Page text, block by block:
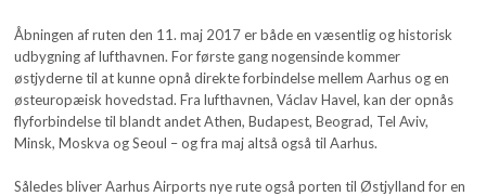
Åbningen af ruten den 11. maj 2017 er både en væsentlig og historisk
udbygning af lufthavnen. For første gang nogensinde kommer
østjyderne til at kunne opnå direkte forbindelse mellem Aarhus og en
østeuropæisk hovedstad. Fra lufthavnen, Václav Havel, kan der opnås
flyforbindelse til blandt andet Athen, Budapest, Beograd, Tel Aviv,
Minsk, Moskva og Seoul – og fra maj altså også til Aarhus.
Således bliver Aarhus Airports nye rute også porten til Østjylland for en